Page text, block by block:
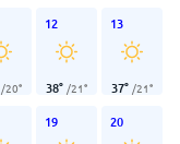
/20°
12
38° /21°
13
37° /21°
19 20